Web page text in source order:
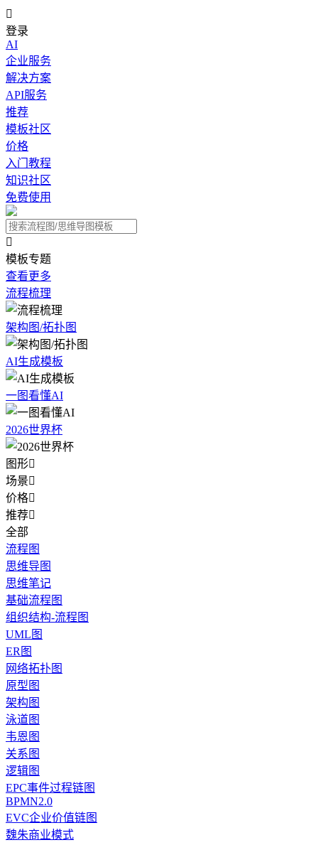

登录
AI
企业服务
解决方案
API服务
推荐
模板社区
价格
入门教程
知识社区
免费使用

模板专题
查看更多
流程梳理
架构图/拓扑图
AI生成模板
一图看懂AI
2026世界杯
图形
场景
价格
推荐
全部
流程图
思维导图
思维笔记
基础流程图
组织结构-流程图
UML图
ER图
网络拓扑图
原型图
架构图
泳道图
韦恩图
关系图
逻辑图
EPC事件过程链图
BPMN2.0
EVC企业价值链图
魏朱商业模式